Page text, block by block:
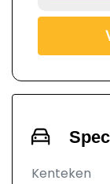
Kenteken